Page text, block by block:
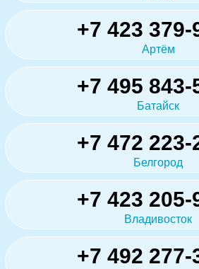
+7 423 379-
Артём
+7 495 843-
Батайск
+7 472 223-
Белгород
+7 423 205-
Владивосток
+7 492 277-